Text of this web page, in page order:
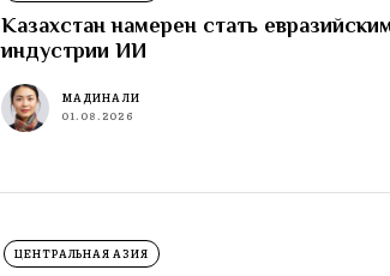
Казахстан намерен стать
индустрии ИИ
МАДИНА ЛИ
01.08.2026
ЦЕНТРАЛЬНАЯ АЗИЯ